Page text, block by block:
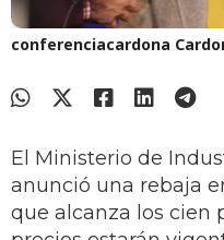
conferenciacardona
El Ministerio de
anunció una rebaja
que alcanza los cien